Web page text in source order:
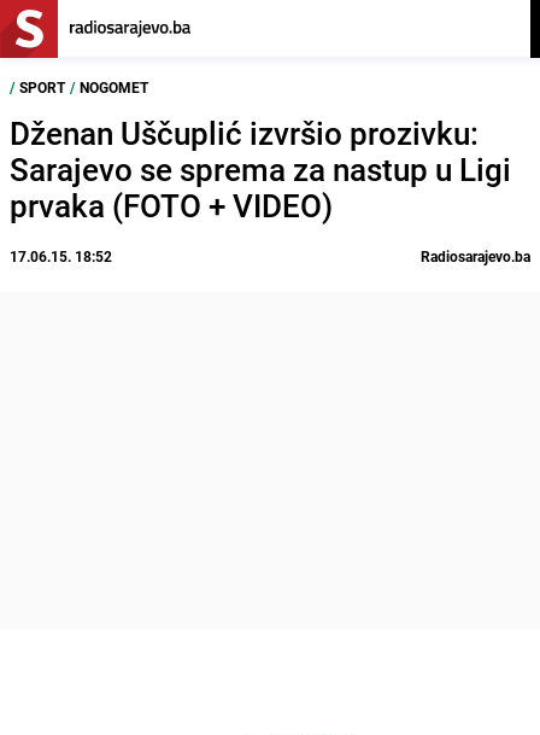
/ SPORT / NOGOMET
Dženan Uščuplić izvršio prozivku:
Sarajevo se sprema za nastup u Ligi
prvaka (FOTO + VIDEO)
17.06.15. 18:52 Radiosarajevo.ba